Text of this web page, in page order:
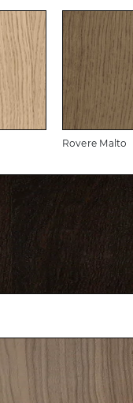
Rovere Malto